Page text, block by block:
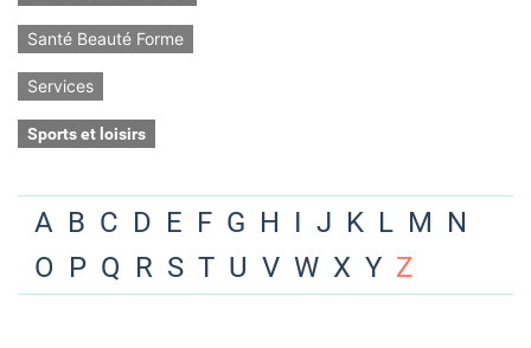
Santé Beauté Forme
Services
Sports et loisirs
A B C D E F G H I J K L M N
O P Q R S T U V W X Y Z